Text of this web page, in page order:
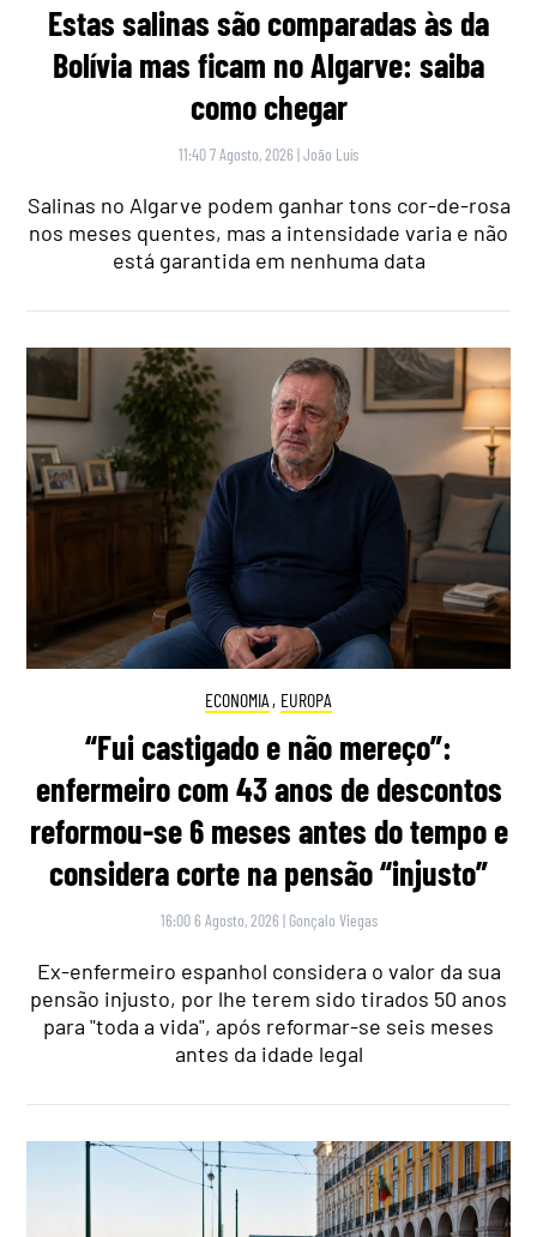
Estas salinas são comparadas às da
Bolívia mas ficam no Algarve: saiba
como chegar
11:40 7 Agosto, 2026 |João Luís
Salinas no Algarve podem ganhar tons cor-de-rosa
nos meses quentes, mas a intensidade varia e não
está garantida em nenhuma data
ECONOMIA , EUROPA
“Fui castigado e não mereço”:
enfermeiro com 43 anos de descontos
reformou-se 6 meses antes do tempo e
considera corte na pensão “injusto”
16:00 6 Agosto, 2026 | Gonçalo Viegas
Ex-enfermeiro espanhol considera o valor da sua
pensão injusto, por lhe terem sido tirados 50 anos
para "toda a vida", após reformar-se seis meses
antes da idade legal